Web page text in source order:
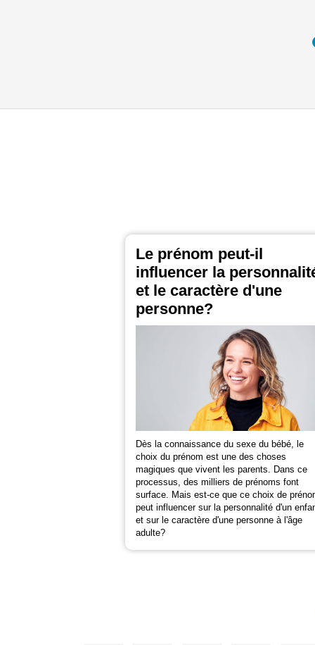
Le prénom peut-il
influencer la
et le caractère d'une
personne?
Dès la connaissance du sexe du bébé, le
choix du prénom est une des choses
magiques que vivent les parents. Dans ce
processus, des milliers de prénoms font
surface. Mais est-ce que ce choix de
peut influencer sur la personnalité d'un
et sur le caractère d'une personne à l'âge
adulte?